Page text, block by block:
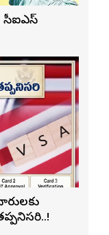
సీఐఎస్